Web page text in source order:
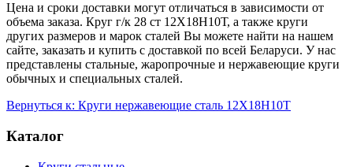
Цена и сроки доставки могут отличаться в зависимости от
объема заказа. Круг г/к 28 ст 12Х18Н10Т, а также круги
других размеров и марок сталей Вы можете найти на нашем
сайте, заказать и купить с доставкой по всей Беларуси. У нас
представлены стальные, жаропрочные и нержавеющие круги
обычных и специальных сталей.
Вернуться к: Круги нержавеющие сталь 12Х18Н10Т
Каталог